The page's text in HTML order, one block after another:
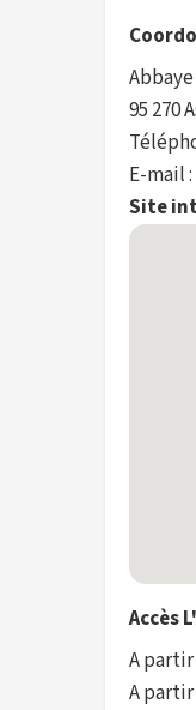
95 270
E-mail
Site
Accès
A
A